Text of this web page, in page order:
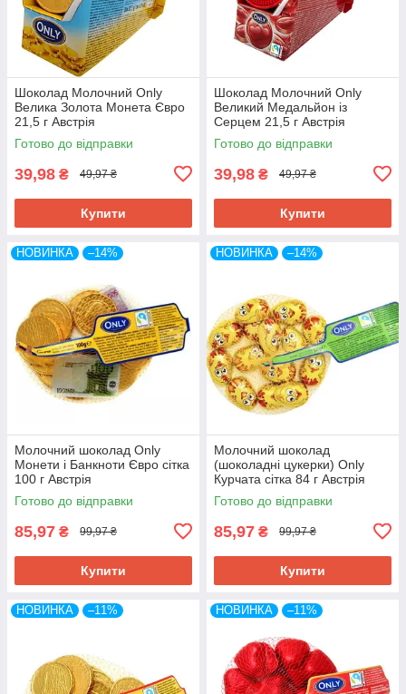
Шоколад Молочний Only
Велика Золота Монета Євро
21,5 г Австрія
Готово до відправки
39,98 ₴ 49,97 ₴
Купити
Шоколад Молочний Only
Великий Медальйон із
Серцем 21,5 г Австрія
Готово до відправки
39,98 ₴ 49,97 ₴
Купити
НОВИНКА –14%
Молочний шоколад Only
Монети і Банкноти Євро сітка
100 г Австрія
Готово до відправки
85,97 ₴ 99,97 ₴
Купити
НОВИНКА –14%
Молочний шоколад
(шоколадні цукерки) Only
Курчата сітка 84 г Австрія
Готово до відправки
85,97 ₴ 99,97 ₴
Купити
НОВИНКА –11% НОВИНКА –11%